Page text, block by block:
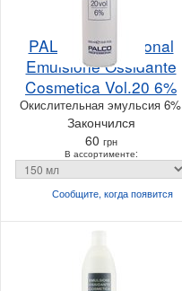
PALCO Professional
Emulsione Ossidante
Cosmetica Vol.20 6%
Окислительная эмульсия 6%
Закончился
60 грн
В ассортименте:
Сообщите, когдапоявится